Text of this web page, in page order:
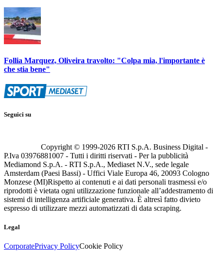
Follia Marquez, Oliveira travolto: "Colpa mia, l'importante è
che stia bene"
Seguici su
Copyright © 1999-2026 RTI S.p.A. Business Digital -
P.Iva 03976881007 - Tutti i diritti riservati - Per la pubblicità
Mediamond S.p.A. - RTI S.p.A., Mediaset N.V., sede legale
Amsterdam (Paesi Bassi) - Uffici Viale Europa 46, 20093 Cologno
Monzese (MI)Rispetto ai contenuti e ai dati personali trasmessi e/o
riprodotti è vietata ogni utilizzazione funzionale all’addestramento di
sistemi di intelligenza artificiale generativa. È altresì fatto divieto
espresso di utilizzare mezzi automatizzati di data scraping.
Legal
CorporatePrivacy PolicyCookie Policy